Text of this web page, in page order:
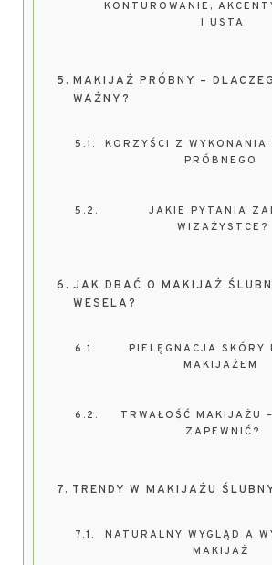
KONTUROWANIE,
I USTA
MAKIJAŻ PRÓBNY –
WAŻNY?
KORZYŚCI Z WYKONANIA
PRÓBNEGO
JAKIE PYTANIA
WIZAŻYSTCE?
JAK DBAĆ O MAKIJAŻ
WESELA?
PIELĘGNACJA SKÓRY
MAKIJAŻEM
TRWAŁOŚĆ MAKIJAŻU
ZAPEWNIĆ?
TRENDY W MAKIJAŻU
NATURALNY WYGLĄD A
MAKIJAŻ